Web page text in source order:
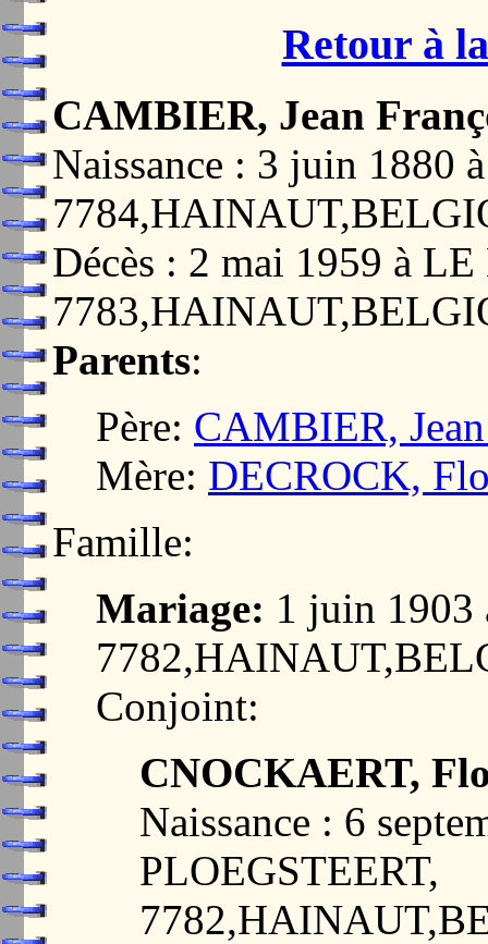
Retour à
CAMBIER, Jean
Naissance : 3 juin 1880
Décès : 2 mai 1959 à
Parents:
Père: CAMBIER,
Mère: DECROCK,
Famille:
Mariage: 1 juin 1903
Conjoint:
CNOCKAERT,
Naissance : 6
PLOEGSTEERT,